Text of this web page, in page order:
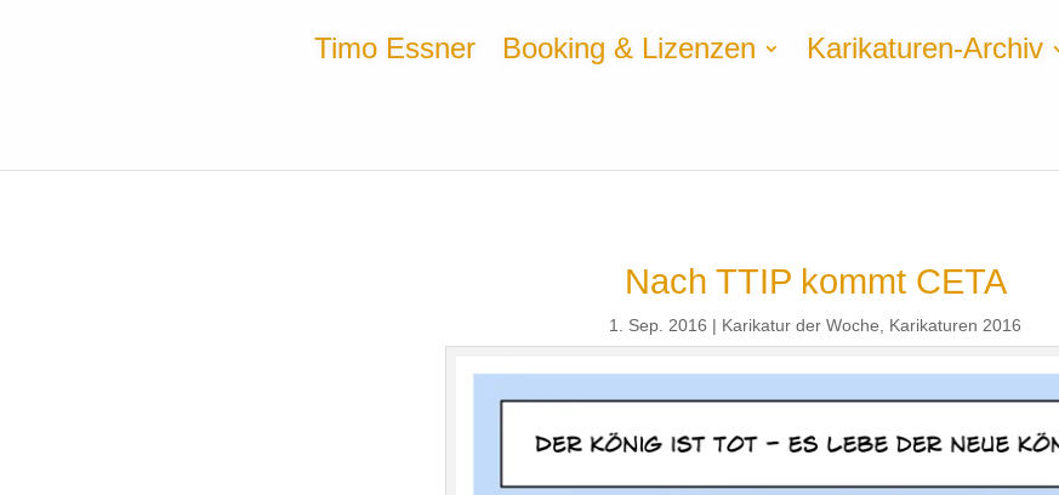
Timo Essner Booking & Lizenzen Karikaturen-Archiv
Nach TTIP kommt CETA
1. Sep. 2016 Karikatur der Woche, Karikaturen 2016